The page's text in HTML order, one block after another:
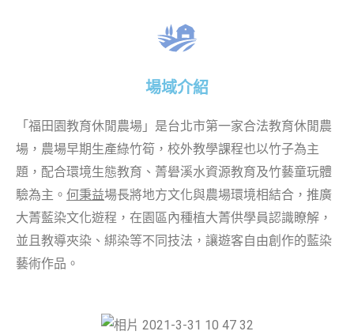
場域介紹
「福田園教育休閒農場」是台北市第一家合法教育休閒農
場，農場早期生產綠竹筍，校外教學課程也以竹子為主
題，配合環境生態教育、菁礐溪水資源教育及竹藝童玩體
驗為主。 何秉益場長將地方文化與農場環境相結合，推廣
大菁藍染文化遊程，在園區內種植大菁供學員認識瞭解，
並且教導夾染、綁染等不同技法，讓遊客自由創作的藍染
藝術作品。